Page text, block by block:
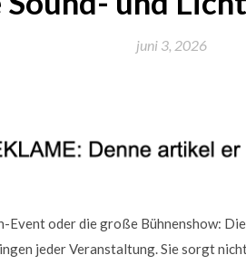
juni 3, 2026
Event oder die große Bühnenshow:
jeder Veranstaltung. Sie sorgt